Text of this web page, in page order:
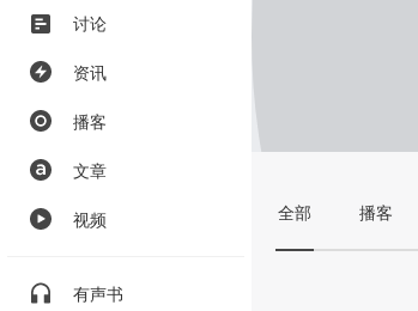
讨论
资讯
播客
文章
视频
有声书
全部 播客